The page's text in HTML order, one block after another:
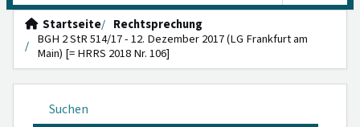
Startseite
Rechtsprechung
BGH 2 StR 514/17 - 12. Dezember 2017 (LG Frankfurt am
Main) [= HRRS 2018 Nr. 106]
Suchen